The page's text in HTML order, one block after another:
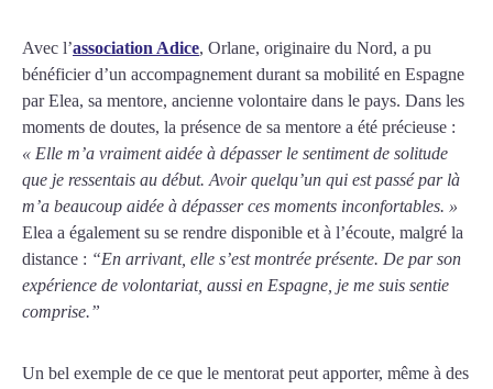
Avec l’association Adice, Orlane, originaire du Nord, a pu
bénéficier d’un accompagnement durant sa mobilité en Espagne
par Elea, sa mentore, ancienne volontaire dans le pays. Dans les
moments de doutes, la présence de sa mentore a été précieuse :
« Elle m’a vraiment aidée à dépasser le sentiment de solitude
que je ressentais au début. Avoir quelqu’un qui est passé par là
m’a beaucoup aidée à dépasser ces moments inconfortables. »
Elea a également su se rendre disponible et à l’écoute, malgré la
distance : “En arrivant, elle s’est montrée présente. De par son
expérience de volontariat, aussi en Espagne, je me suis sentie
comprise.”
Un bel exemple de ce que le mentorat peut apporter, même à des